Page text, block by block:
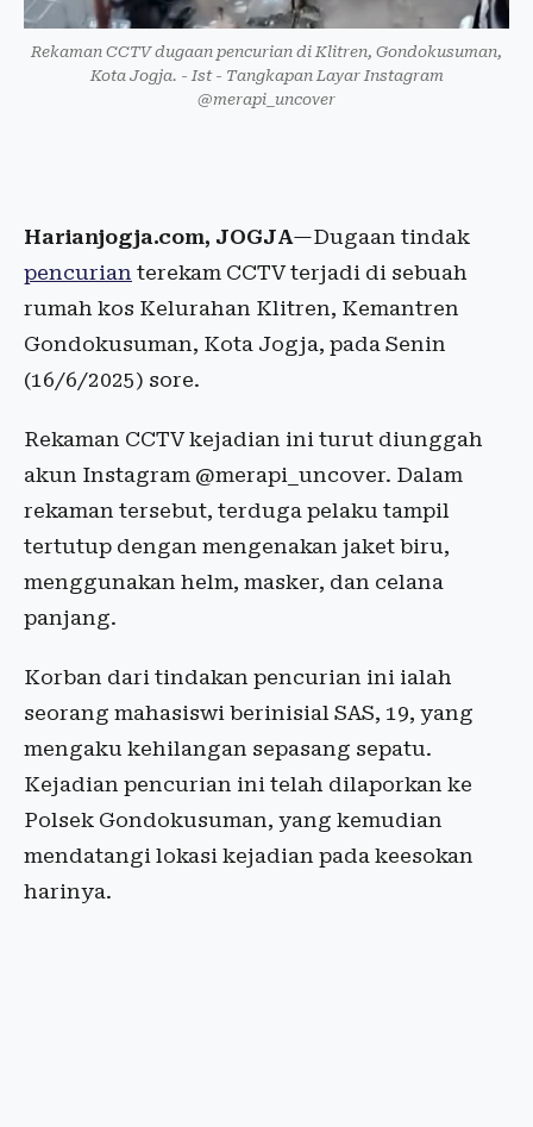
Rekaman CCTV dugaan pencurian di Klitren, Gondokusuman,
Kota Jogja. - Ist - Tangkapan Layar Instagram
@merapi_uncover
Harianjogja.com, JOGJA—Dugaan tindak
pencurian terekam CCTV terjadi di sebuah
rumah kos Kelurahan Klitren, Kemantren
Gondokusuman, Kota Jogja, pada Senin
(16/6/2025) sore.
Rekaman CCTV kejadian ini turut diunggah
akun Instagram @merapi_uncover. Dalam
rekaman tersebut, terduga pelaku tampil
tertutup dengan mengenakan jaket biru,
menggunakan helm, masker, dan celana
panjang.
Korban dari tindakan pencurian ini ialah
seorang mahasiswi berinisial SAS, 19, yang
mengaku kehilangan sepasang sepatu.
Kejadian pencurian ini telah dilaporkan ke
Polsek Gondokusuman, yang kemudian
mendatangi lokasi kejadian pada keesokan
harinya.